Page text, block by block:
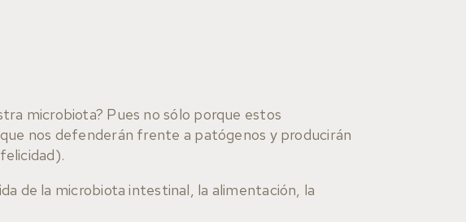
microbiota? Pues no sólo porque estos
nos defenderán frente a patógenos y producirán
de la microbiota intestinal, la alimentación, la